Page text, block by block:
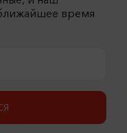
время